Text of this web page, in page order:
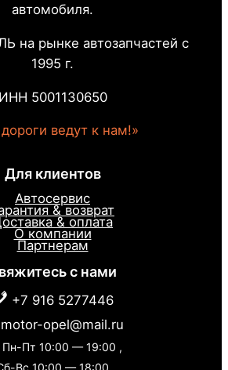
автомобиля.
на рынке автозапчастей с
1995 г.
ИНН 5001130650
ведут к нам!»
Для клиентов
Автосервис
& возврат
& оплата
О компании
Партнерам
с нами
+7 916 5277446
motor-opel@mail.ru
Пн-Пт 10:00 — 19:00 ,
Вс 10:00 — 18:00